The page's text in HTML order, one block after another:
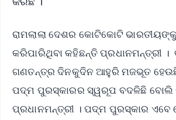
ରାମଲାଲା ଦେଶର କୋଟିକୋଟି
କରିପାରିଥିବା କହିଛନ୍ତି ପ୍ରଧାନମନ୍ତ୍ରୀ ।
ଗଣତନ୍ତ୍ର ଦିନକୁଦିନ ଆହୁରି ମଜଭୂତ
ପଦ୍ମ ପୁରସ୍କାରର ସ୍ୱରୂପ ବଦଳିଛି ବୋଲି
ପ୍ରଧାନମନ୍ତ୍ରୀ । ପଦ୍ମ ପୁରସ୍କାର